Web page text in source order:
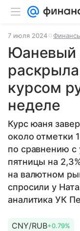
7 июля 2024
Юаневый
курсом
неделе
Курс юаня
около отметки
по сравнению
пятницы на
на валютном
спросили у
аналитика УК
CNY/RUB+0.79%